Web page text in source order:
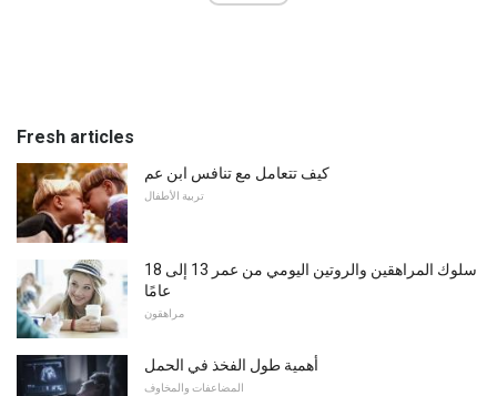
Fresh articles
كيف تتعامل مع تنافس ابن عم
تربية الأطفال
سلوك المراهقين والروتين اليومي من عمر 13 إلى 18
عامًا
مراهقون
أهمية طول الفخذ في الحمل
المضاعفات والمخاوف